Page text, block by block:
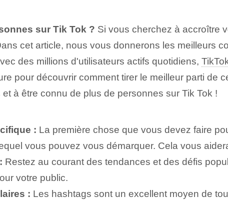
sur Tik‌ Tok ? Si vous cherchez à accroître
cet article, nous vous donnerons les meilleurs
des millions d'utilisateurs actifs quotidiens,
pour découvrir comment tirer le meilleur parti de
à être connu de plus de personnes sur Tik ⁤Tok !
: La première chose que vous devez faire
vous pouvez vous démarquer. Cela vous
Restez au courant des tendances et des défis
votre public.
: Les hashtags sont un excellent moyen de